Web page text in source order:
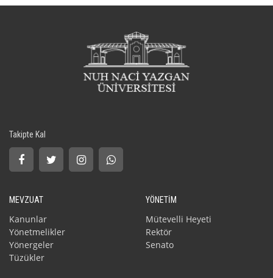
Takipte Kal
MEVZUAT
Kanunlar
Yönetmelikler
Yönergeler
Tüzükler
YÖNETİM
Mütevelli Heyeti
Rektör
Senato